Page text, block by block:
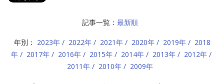
記事一覧： 最新順
年別： 2023年 2022年 2021年 2020年 2019年
2018
年
2017年 2016年 2015年 2014年 2013年
2012年
2011年
2010年 2009年